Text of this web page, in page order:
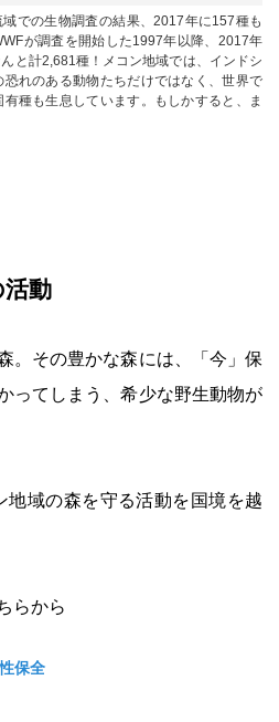
での生物調査の結果、2017年に157種も
が調査を開始した1997年以降、2017年
と計2,681種！メコン地域では、インドシ
れのある動物たちだけではなく、世界で
種も生息しています。もしかすると、ま
動
。その豊かな森には、「今」保
ってしまう、希少な野生動物が
地域の森を守る活動を国境を越
らから
保全